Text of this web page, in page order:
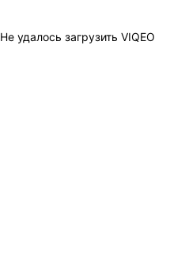
Не удалось загрузить VIQEO